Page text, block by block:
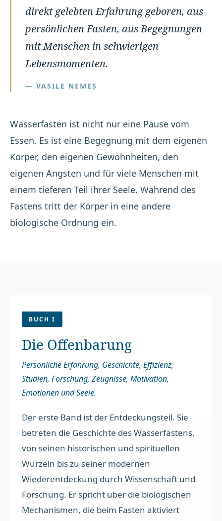
direkt gelebten Erfahrung geboren, aus
persönlichen Fasten, aus Begegnungen
mit Menschen in schwierigen
Lebensmomenten.
— VASILE NEMEȘ
Wasserfasten ist nicht nur eine Pause vom
Essen. Es ist eine Begegnung mit dem eigenen
Körper, den eigenen Gewohnheiten, den
eigenen Ängsten und für viele Menschen mit
einem tieferen Teil ihrer Seele. Während des
Fastens tritt der Körper in eine andere
biologische Ordnung ein.
BUCH I
Die Offenbarung
Persönliche Erfahrung, Geschichte, Effizienz,
Studien, Forschung, Zeugnisse, Motivation,
Emotionen und Seele.
Der erste Band ist der Entdeckungsteil. Sie
betreten die Geschichte des Wasserfastens,
von seinen historischen und spirituellen
Wurzeln bis zu seiner modernen
Wiederentdeckung durch Wissenschaft und
Forschung. Er spricht über die biologischen
Mechanismen, die beim Fasten aktiviert